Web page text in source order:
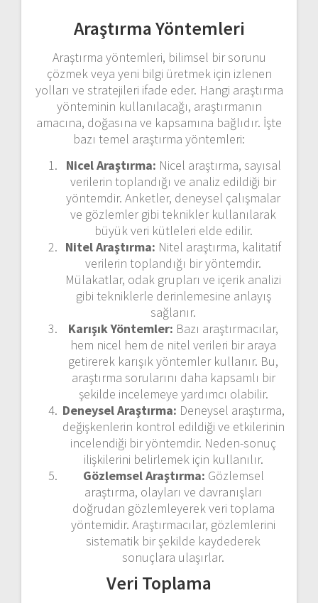
Araştırma Yöntemleri
Araştırma yöntemleri, bilimsel bir sorunu
çözmek veya yeni bilgi üretmek için izlenen
yolları ve stratejileri ifade eder. Hangi araştırma
yönteminin kullanılacağı, araştırmanın
amacına, doğasına ve kapsamına bağlıdır. İşte
bazı temel araştırma yöntemleri:
Nicel Araştırma: Nicel araştırma, sayısal
verilerin toplandığı ve analiz edildiği bir
yöntemdir. Anketler, deneysel çalışmalar
ve gözlemler gibi teknikler kullanılarak
büyük veri kütleleri elde edilir.
Nitel Araştırma: Nitel araştırma, kalitatif
verilerin toplandığı bir yöntemdir.
Mülakatlar, odak grupları ve içerik analizi
gibi tekniklerle derinlemesine anlayış
sağlanır.
Karışık Yöntemler: Bazı araştırmacılar,
hem nicel hem de nitel verileri bir araya
getirerek karışık yöntemler kullanır. Bu,
araştırma sorularını daha kapsamlı bir
şekilde incelemeye yardımcı olabilir.
Deneysel Araştırma: Deneysel araştırma,
değişkenlerin kontrol edildiği ve etkilerinin
incelendiği bir yöntemdir. Neden-sonuç
ilişkilerini belirlemek için kullanılır.
Gözlemsel Araştırma: Gözlemsel
araştırma, olayları ve davranışları
doğrudan gözlemleyerek veri toplama
yöntemidir. Araştırmacılar, gözlemlerini
sistematik bir şekilde kaydederek
sonuçlara ulaşırlar.
Veri Toplama